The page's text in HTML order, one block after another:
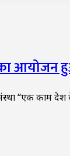
का आयोजन
“एक काम देश